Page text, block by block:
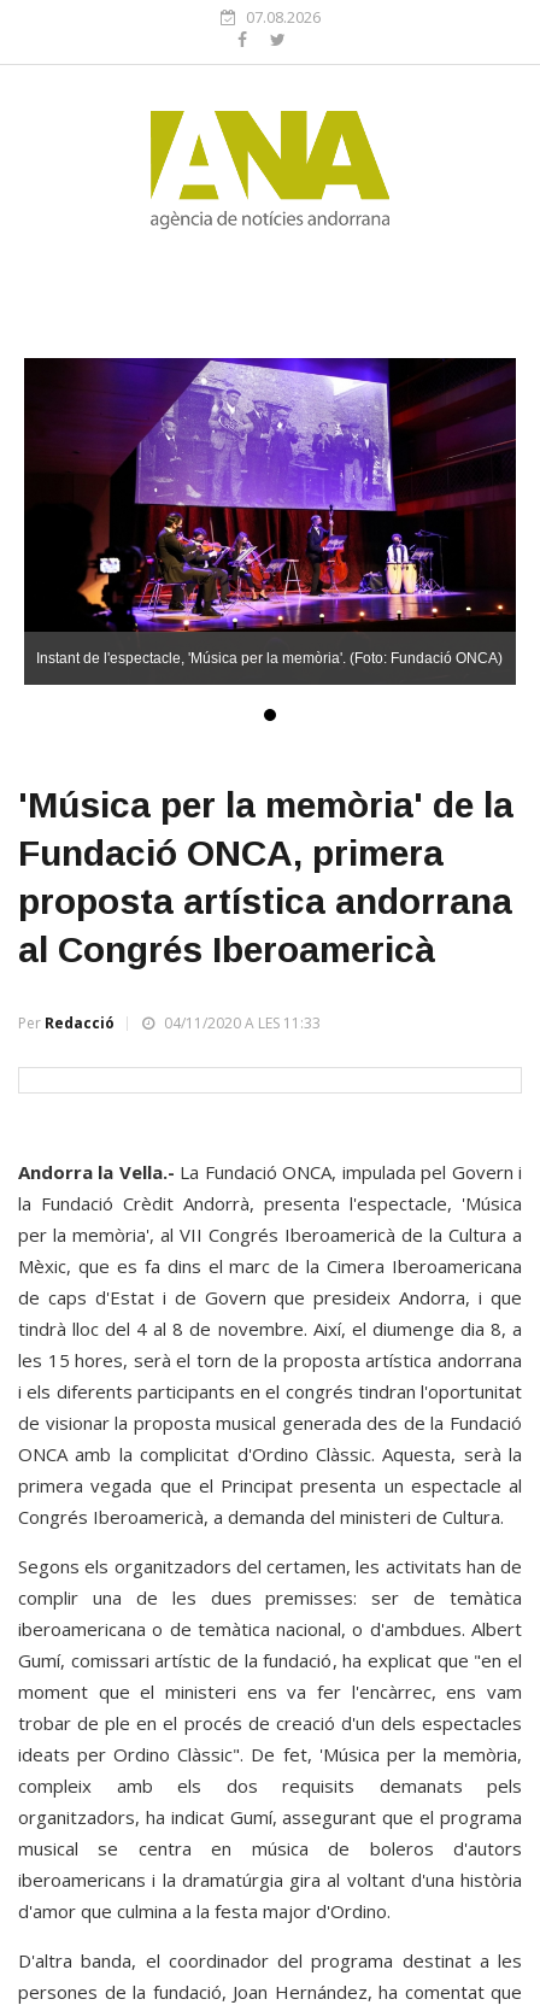
07.08.2026
Instant de l'espectacle, 'Música per la memòria'. (Foto: Fundació ONCA)
'Música per la memòria' de la
Fundació ONCA, primera
proposta artística andorrana
al Congrés Iberoamericà
Per Redacció 04/11/2020 A LES 11:33
Andorra la Vella.- La Fundació ONCA, impulada pel Govern i
la Fundació Crèdit Andorrà, presenta l'espectacle, 'Música
per la memòria', al VII Congrés Iberoamericà de la Cultura a
Mèxic, que es fa dins el marc de la Cimera Iberoamericana
de caps d'Estat i de Govern que presideix Andorra, i que
tindrà lloc del 4 al 8 de novembre. Així, el diumenge dia 8, a
les 15 hores, serà el torn de la proposta artística andorrana
i els diferents participants en el congrés tindran l'oportunitat
de visionar la proposta musical generada des de la Fundació
ONCA amb la complicitat d'Ordino Clàssic. Aquesta, serà la
primera vegada que el Principat presenta un espectacle al
Congrés Iberoamericà, a demanda del ministeri de Cultura.
Segons els organitzadors del certamen, les activitats han de
complir una de les dues premisses: ser de temàtica
iberoamericana o de temàtica nacional, o d'ambdues. Albert
Gumí, comissari artístic de la fundació, ha explicat que "en el
moment que el ministeri ens va fer l'encàrrec, ens vam
trobar de ple en el procés de creació d'un dels espectacles
ideats per Ordino Clàssic". De fet, 'Música per la memòria,
compleix amb els dos requisits demanats pels
organitzadors, ha indicat Gumí, assegurant que el programa
musical se centra en música de boleros d'autors
iberoamericans i la dramatúrgia gira al voltant d'una història
d'amor que culmina a la festa major d'Ordino.
D'altra banda, el coordinador del programa destinat a les
persones de la fundació, Joan Hernández, ha comentat que